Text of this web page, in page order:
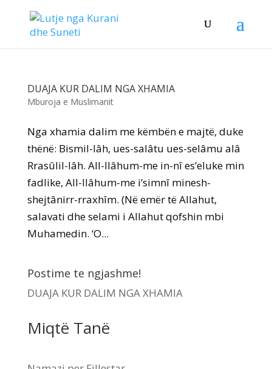
DUAJA KUR DALIM NGA XHAMIA
Mburoja e Muslimanit
Nga xhamia dalim me këmbën e majtë, duke
thënë: Bismil-lâh, ues-salâtu ues-selâmu alâ
Rrasûlil-lâh. All-llâhum-me in-nî es’eluke min
fadlike, All-llâhum-me i’simnî minesh-
shejtânirr-rraxhîm. (Në emër të Allahut,
salavati dhe selami i Allahut qofshin mbi
Muhamedin. ‘O...
Postime te ngjashme!
DUAJA KUR DALIM NGA XHAMIA
Miqtë Tanë